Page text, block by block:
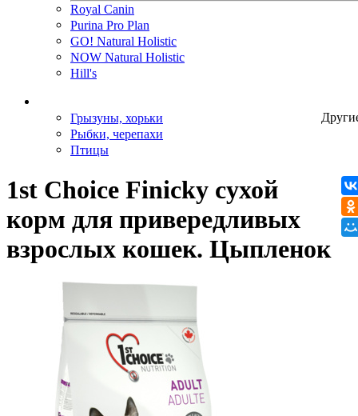
Royal Canin
Purina Pro Plan
GO! Natural Holistic
NOW Natural Holistic
Hill's
Грызуны, хорьки
Рыбки, черепахи
Птицы
1st Choice Finicky сухой
корм для привередливых
взрослых кошек. Цыпленок